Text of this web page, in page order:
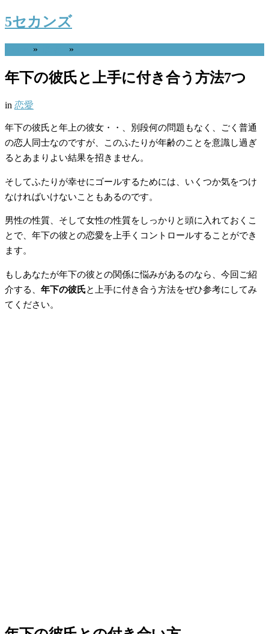
5セカンズ
» »
年下の彼氏と上手に付き合う方法7つ
in 恋愛
年下の彼氏と年上の彼女・・、別段何の問題もなく、ごく普通
の恋人同士なのですが、このふたりが年齢のことを意識し過ぎ
るとあまりよい結果を招きません。
そしてふたりが幸せにゴールするためには、いくつか気をつけ
なければいけないこともあるのです。
男性の性質、そして女性の性質をしっかりと頭に入れておくこ
とで、年下の彼との恋愛を上手くコントロールすることができ
ます。
もしあなたが年下の彼との関係に悩みがあるのなら、今回ご紹
介する、 年下の彼氏と上手に付き合う方法をぜひ参考にしてみ
てください。